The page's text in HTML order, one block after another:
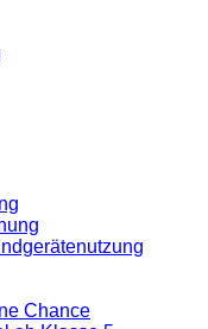
Chance